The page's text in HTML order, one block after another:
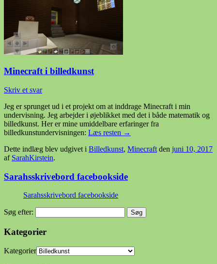
Minecraft i billedkunst
Skriv et svar
Jeg er sprunget ud i et projekt om at inddrage Minecraft i min
undervisning. Jeg arbejder i øjeblikket med det i både matematik og
billedkunst. Her er mine umiddelbare erfaringer fra
billedkunstundervisningen: Læs resten →
Dette indlæg blev udgivet i Billedkunst, Minecraft den juni 10, 2017
af SarahKirstein.
Sarahsskrivebord facebookside
Sarahsskrivebord facebookside
Søg efter:
Kategorier
Kategorier